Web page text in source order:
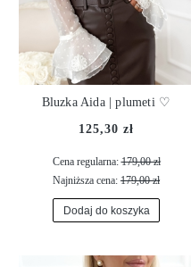
Bluzka Aida | plumeti ♡
125,30 zł
Cena regularna:179,00 zł
Najniższa cena: 179,00 zł
Dodaj do koszyka